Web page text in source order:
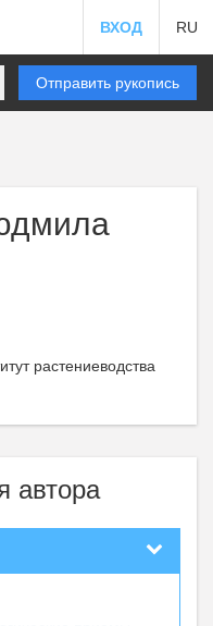
ВХОД RU
Отправить рукопись
растениеводства
автора